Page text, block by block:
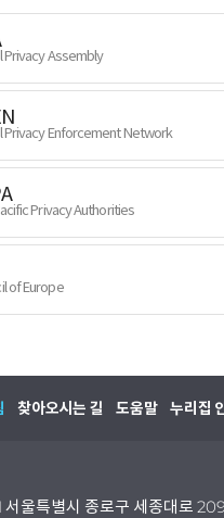
Privacy Assembly
Privacy Enforcement Network
Privacy Authorities
of Europe
찾아오시는 길 도움말 누리집
서울특별시 종로구 세종대로